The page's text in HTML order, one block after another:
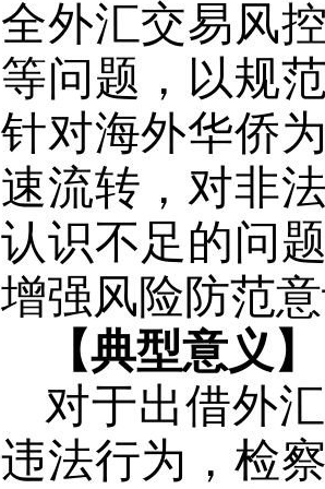
全外汇交易风
等问题，以规
针对海外华侨
速流转，对非
认识不足的问
增强风险防范
【典型意义】
对于出借外
违法行为，检